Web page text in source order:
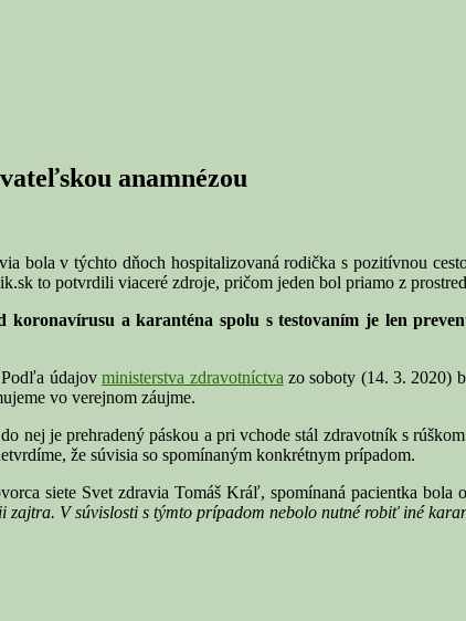
anamnézou
v týchto dňoch hospitalizovaná rodička s pozitívnou
to potvrdili viaceré zdroje, pričom jeden bol priamo z
a karanténa spolu s testovaním je len
Podľa údajovministerstva zdravotníctva zo soboty (14. 3. 2020)
vo verejnom záujme.
je prehradený páskou a pri vchode stál zdravotník s
že súvisia so spomínaným konkrétnym prípadom.
siete Svet zdravia Tomáš Kráľ, spomínaná pacientka bola
V súvislosti s týmto prípadom nebolo nutné robiť iné